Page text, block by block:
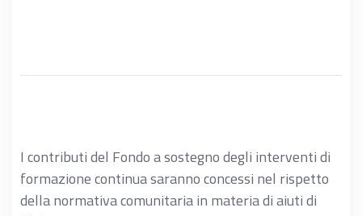
I contributi del Fondo a sostegno degli interventi di
formazione continua saranno concessi nel rispetto
della normativa comunitaria in materia di aiuti di